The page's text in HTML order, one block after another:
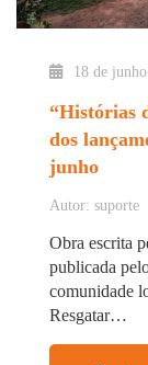
18 de
“Histórias
dos
junho
Autor: suporte
Obra escrita
publicada
comunidade
Resgatar…